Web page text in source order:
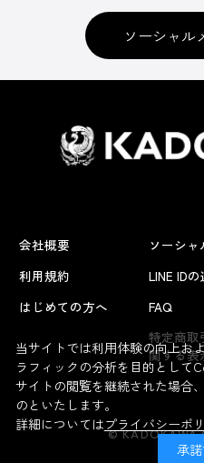
ソーシャル
会社概要
利用規約
はじめての方へ
ソーシャ
LINE ID
FAQ
特定商取
関する表
© KADOKAWA
当サイトでは利用体験の向上お
ラフィックの分析を目的として
サイトの閲覧を継続された場合
のといたします。
詳細についてはプライバシーポ
承